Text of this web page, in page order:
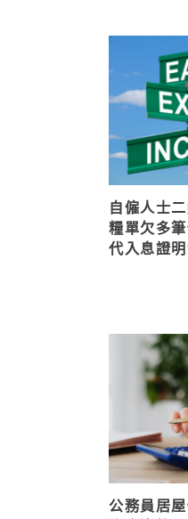
自僱人士
糧單欠多
代入息證
公務員居